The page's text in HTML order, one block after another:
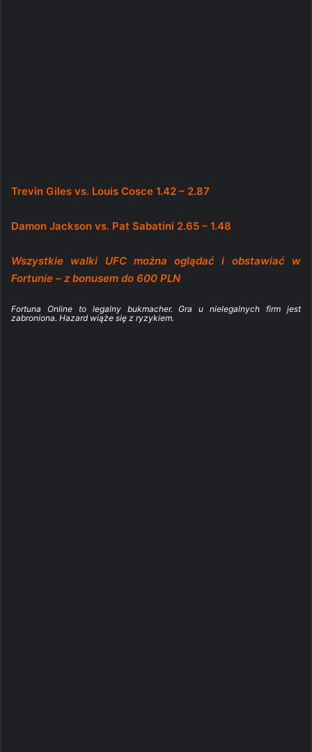
Trevin Giles vs. Louis Cosce 1.42 – 2.87
Damon Jackson vs. Pat Sabatini 2.65 – 1.48
Wszystkie walki UFC można oglądać i obstawiać w
Fortunie – z bonusem do 600 PLN
Fortuna Online to legalny bukmacher. Gra u nielegalnych firm jest
zabroniona. Hazard wiąże się z ryzykiem.